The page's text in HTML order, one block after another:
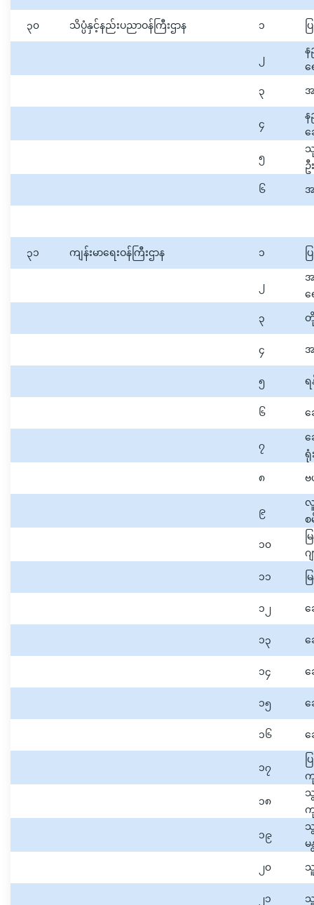
၃၀ သိပ္ပံနှင့်နည်းပညာဝန်ကြီးဌာန ၁
၂
န
ရ
၃ အ
၄
န
ဆ
၅
ဦ
၆ အ
၃၁ ကျန်းမာရေးဝန်ကြီးဌာန ၁
၂
ရ
၃ တို
၄ အ
၅ ရ
၆ ဆ
၇
ဆ
ရုံ
၈
၉
လူ
စ
၁၀
ဂ
၁၁
၁၂ ဆ
၁၃ ဆ
၁၄ ဆ
၁၅ ဆ
၁၆ ဆ
၁၇
၁၈
၁၉
မ
၂၀
၂၁ သူ